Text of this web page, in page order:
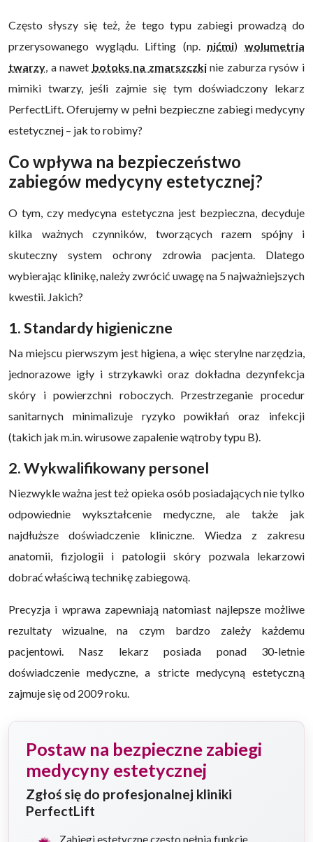
Często słyszy się też, że tego typu zabiegi prowadzą do
przerysowanego wyglądu. Lifting (np. nićmi)wolumetria
twarzy , a nawet botoks na zmarszczkinie zaburza rysów i
mimiki twarzy, jeśli zajmie się tym doświadczony lekarz
PerfectLift. Oferujemy w pełni bezpieczne zabiegi medycyny
estetycznej – jak to robimy?
Co wpływa na bezpieczeństwo
zabiegów medycyny estetycznej?
O tym, czy medycyna estetyczna jest bezpieczna, decyduje
kilka ważnych czynników, tworzących razem spójny i
skuteczny system ochrony zdrowia pacjenta. Dlatego
wybierając klinikę, należy zwrócić uwagę na 5 najważniejszych
kwestii. Jakich?
1. Standardy higieniczne
Na miejscu pierwszym jest higiena, a więc sterylne narzędzia,
jednorazowe igły i strzykawki oraz dokładna dezynfekcja
skóry i powierzchni roboczych. Przestrzeganie procedur
sanitarnych minimalizuje ryzyko powikłań oraz infekcji
(takich jak m.in. wirusowe zapalenie wątroby typu B).
2. Wykwalifikowany personel
Niezwykle ważna jest też opieka osób posiadających nie tylko
odpowiednie wykształcenie medyczne, ale także jak
najdłuższe doświadczenie kliniczne. Wiedza z zakresu
anatomii, fizjologii i patologii skóry pozwala lekarzowi
dobrać właściwą technikę zabiegową.
Precyzja i wprawa zapewniają natomiast najlepsze możliwe
rezultaty wizualne, na czym bardzo zależy każdemu
pacjentowi. Nasz lekarz posiada ponad 30-letnie
doświadczenie medyczne, a stricte medycyną estetyczną
zajmuje się od 2009 roku.
Postaw na bezpieczne zabiegi
medycyny estetycznej
Zgłoś się do profesjonalnej kliniki
PerfectLift
Zabiegi estetyczne często pełnią funkcję